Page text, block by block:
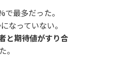
で最多だった。
なっていない。
と期待値がすり合
。